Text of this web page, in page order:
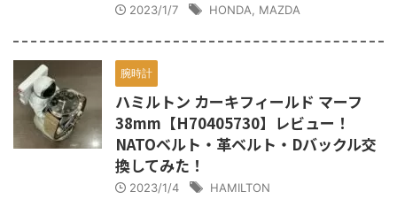
2023/1/7 HONDA MAZDA
腕時計
ハミルトン カーキフィールド マーフ
38mm【H70405730】レビュー！
NATOベルト・革ベルト・Dバックル交
換してみた！
2023/1/4 HAMILTON